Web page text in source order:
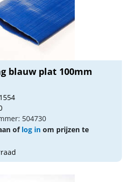
blauw plat 100mm
504730
of log in om prijzen te